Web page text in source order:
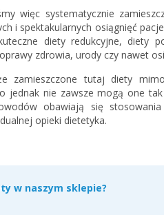
więc systematycznie
i spektakularnych osiągnięć
diety redukcyjne, diety
zdrowia, urody czy nawet
zamieszczone tutaj diety
jednak nie zawsze mogą one
obawiają się stosowania
opieki dietetyka.
w naszym sklepie?